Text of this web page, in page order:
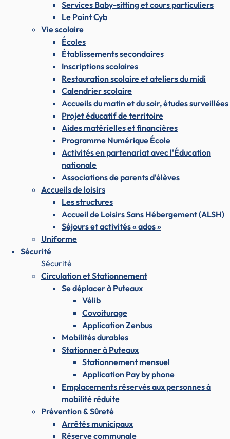
Services Baby-sitting et cours particuliers
Le Point Cyb
Vie scolaire
Écoles
Établissements secondaires
Inscriptions scolaires
Restauration scolaire et ateliers du midi
Calendrier scolaire
Accueils du matin et du soir, études surveillées
Projet éducatif de territoire
Aides matérielles et financières
Programme Numérique École
Activités en partenariat avec l'Éducation
nationale
Associations de parents d'élèves
Accueils de loisirs
Les structures
Accueil de Loisirs Sans Hébergement (ALSH)
Séjours et activités « ados »
Uniforme
Sécurité
Sécurité
Circulation et Stationnement
Se déplacer à Puteaux
Vélib
Covoiturage
Application Zenbus
Mobilités durables
Stationner à Puteaux
Stationnement mensuel
Application Pay by phone
Emplacements réservés aux personnes à
mobilité réduite
Prévention & Sûreté
Arrêtés municipaux
Réserve communale